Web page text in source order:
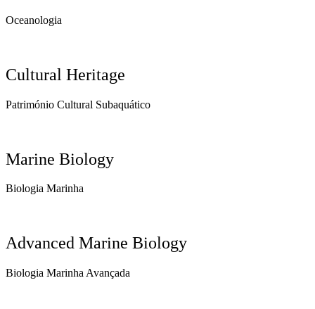
Oceanologia
Cultural Heritage
Património Cultural Subaquático
Marine Biology
Biologia Marinha
Advanced Marine Biology
Biologia Marinha Avançada